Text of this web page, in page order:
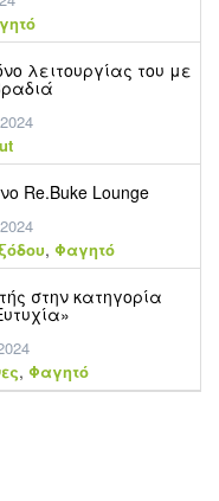
λειτουργίας του με
Re.Buke Lounge
, Φαγητό
στην κατηγορία
, Φαγητό